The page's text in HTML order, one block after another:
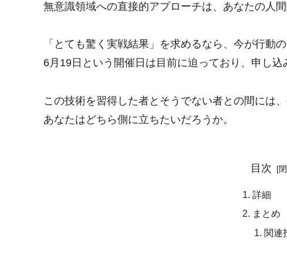
無意識領域への直接的アプローチは、あなたの人
「とても驚く実戦結果」を求めるなら、今が行動の
6月19日という開催日は目前に迫っており、申し込
この技術を習得した者とそうでない者との間には
あなたはどちら側に立ちたいだろうか。
目次
詳細
まとめ
関連